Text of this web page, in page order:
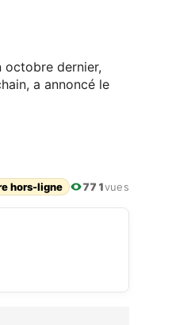
octobre dernier,
a annoncé le
hors-ligne 771vues